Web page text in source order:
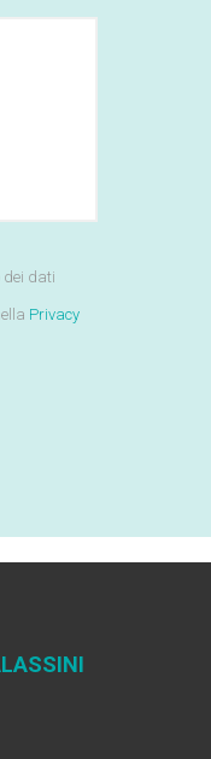
dei dati
Privacy